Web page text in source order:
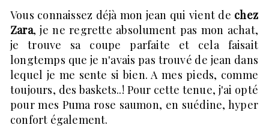
Vous connaissez déjà mon jean qui vient de chez
Zara, je ne regrette absolument pas mon achat,
je trouve sa coupe parfaite et cela faisait
longtemps que je n'avais pas trouvé de jean dans
lequel je me sente si bien. A mes pieds, comme
toujours, des baskets..! Pour cette tenue, j'ai opté
pour mes Puma rose saumon, en suédine, hyper
confort également.